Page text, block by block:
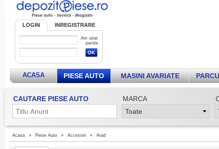
LOGIN INREGISTRARE
Am uitat
parola
ACASA PIESE AUTO MASINI AVARIATE
CAUTARE PIESE AUTO MARCA
Acasa » Piese Auto » Accesorii » Arad